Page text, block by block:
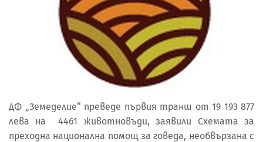
ДФ „Земеделие“ преведе първия транш от 19 193 877
лева на 4461 животновъди, заявили Схемата за
преходна национална помощ за говеда, необвързана с